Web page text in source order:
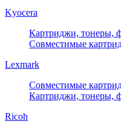
Kyocera
Картриджи, тонеры,
Совместимые
Lexmark
Совместимые
Картриджи, тонеры,
Ricoh